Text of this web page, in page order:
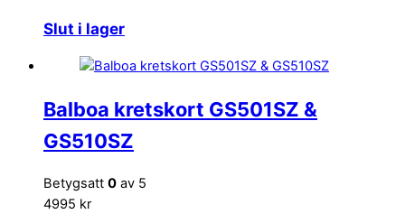
Slut i lager
Balboa kretskort GS501SZ &
GS510SZ
Betygsatt 0 av 5
4995 kr